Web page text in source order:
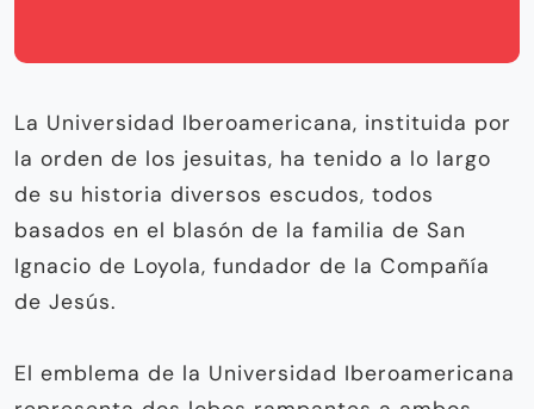
La Universidad Iberoamericana, instituida por
la orden de los jesuitas, ha tenido a lo largo
de su historia diversos escudos, todos
basados en el blasón de la familia de San
Ignacio de Loyola, fundador de la Compañía
de Jesús.
El emblema de la Universidad Iberoamericana